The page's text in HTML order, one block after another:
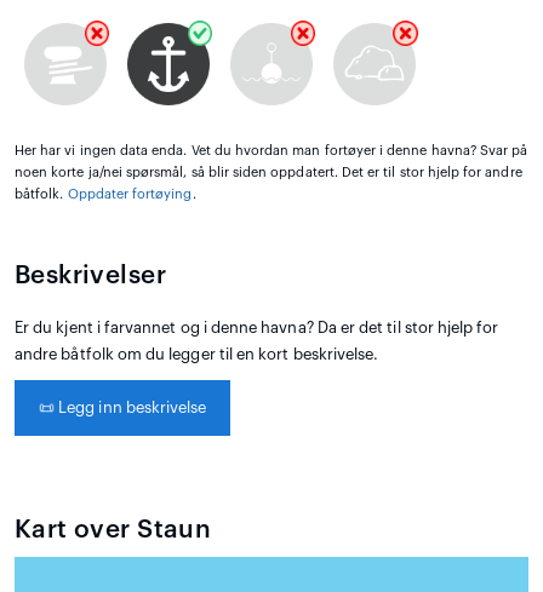
Her har vi ingen data enda. Vet du hvordan man fortøyer i denne havna? Svar på
noen korte ja/nei spørsmål, så blir siden oppdatert. Det er til stor hjelp for andre
båtfolk. Oppdater fortøying .
Beskrivelser
Er du kjent i farvannet og i denne havna? Da er det til stor hjelp for
andre båtfolk om du legger til en kort beskrivelse.
📜 Legg inn beskrivelse
Kart over Staun